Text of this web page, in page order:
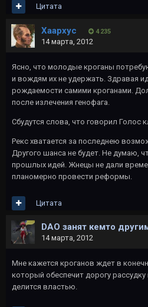
Цитата
Хаархус 4 235
14 марта, 2012
Ясно, что молодые кроганы
и вождям их не удержать. Здравая
рождаемости самими кроганами.
после излечения генофага.
Сбудутся слова, что говорил Голос
Рекс хватается за последнею
Другого шанса не будет. Не думаю,
прошлых идей. Жнецы не дали
планомерно провести реформы.
Цитата
DAO занят кемто
14 марта, 2012
Мне кажется кроганов ждет в
который обеспечит дорогу
делится властью.